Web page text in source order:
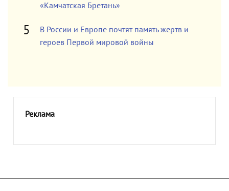
«Камчатская Бретань»
В России и Европе почтят память жертв и
героев Первой мировой войны
Реклама